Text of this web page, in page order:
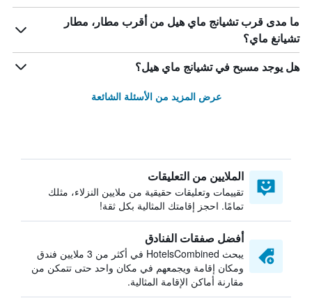
ما مدى قرب تشيانج ماي هيل من أقرب مطار، مطار
تشيانغ ماي؟
هل يوجد مسبح في تشيانج ماي هيل؟
عرض المزيد من الأسئلة الشائعة
الملايين من التعليقات
تقييمات وتعليقات حقيقية من ملايين النزلاء، مثلك
تمامًا. احجز إقامتك المثالية بكل ثقة!
أفضل صفقات الفنادق
يبحث HotelsCombined في أكثر من 3 ملايين فندق
ومكان إقامة ويجمعهم في مكان واحد حتى تتمكن من
مقارنة أماكن الإقامة المثالية.